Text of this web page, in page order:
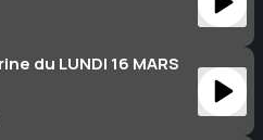
du LUNDI 16 MARS